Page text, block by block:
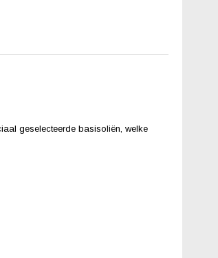
geselecteerde basisoliën, welke